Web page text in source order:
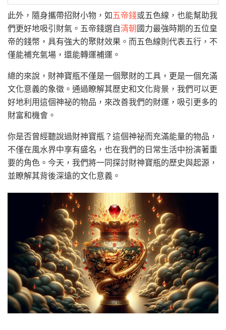
此外，隨身攜帶招財小物，如五帝錢或五色線，也能幫助我
們更好地吸引財氣。五帝錢選自清朝 國力最強時期的五位皇
帝的錢幣，具有強大的聚財效果。而五色線則代表五行，不
僅能補充氣場，還能轉運補運。
總的來說，財神寶瓶不僅是一個聚財的工具，更是一個充滿
文化意義的象徵。通過瞭解其歷史和文化背景，我們可以更
好地利用這個神祕的物品，來改善我們的財運，吸引更多的
財富和機會。
你是否曾經聽說過財神寶瓶？這個神祕而充滿能量的物品，
不僅在風水界中享有盛名，也在我們的日常生活中扮演著重
要的角色。今天，我們將一同探討財神寶瓶的歷史與起源，
並瞭解其背後深遠的文化意義。